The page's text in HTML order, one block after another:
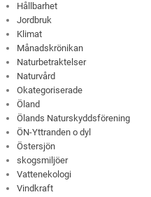
Hållbarhet
Jordbruk
Klimat
Månadskrönikan
Naturbetraktelser
Naturvård
Okategoriserade
Öland
Ölands Naturskyddsförening
ÖN-Yttranden o dyl
Östersjön
skogsmiljöer
Vattenekologi
Vindkraft